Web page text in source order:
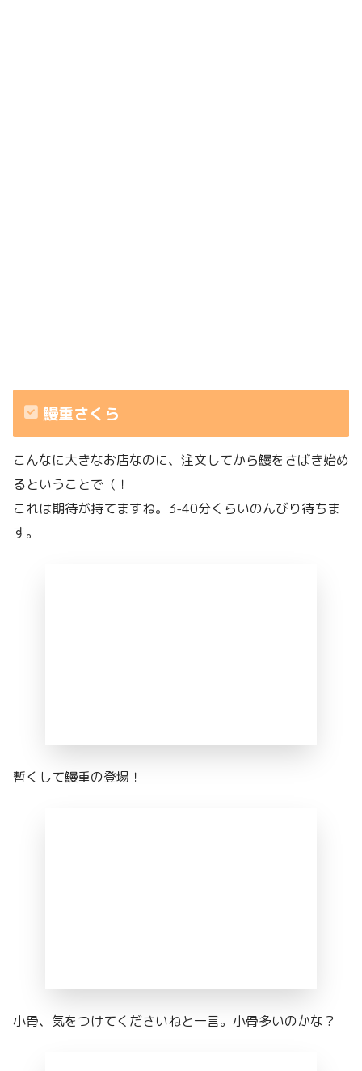
鰻重さくら
こんなに大きなお店なのに、注文してから鰻をさばき始め
るということで（！
これは期待が持てますね。3-40分くらいのんびり待ちま
す。
暫くして鰻重の登場！
小骨、気をつけてくださいねと一言。小骨多いのかな？